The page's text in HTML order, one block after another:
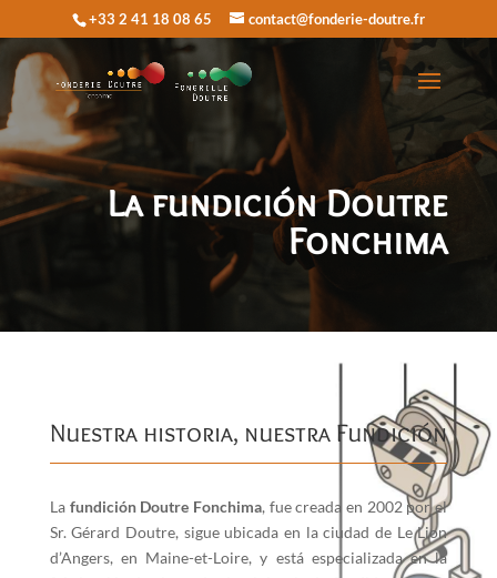
+33 2 41 18 08 65 contact@fonderie-doutre.fr
La fundición Doutre
Fonchima
Nuestra historia, nuestra Fundición
La fundición Doutre Fonchima, fue creada en 2002 por el
Sr. Gérard Doutre, sigue ubicada en la ciudad de Le Lion
d’Angers, en Maine-et-Loire, y está especializada en la